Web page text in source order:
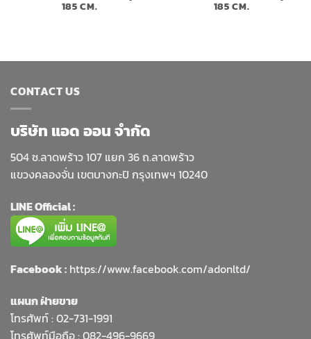
185 CM.
185 CM.
CONTACT US
บริษัท แอด ออน จำกัด
504 ซ.ลาดพร้าว 107 แยก 36 ถ.ลาดพร้าว
แขวงคลองจั่น เขตบางกะปิ กรุงเทพฯ 10240
LINE Official :
Facebook : https://www.facebook.com/adonltd/
แผนก ฝ่ายขาย
โทรศัพท์ : 02-731-1991